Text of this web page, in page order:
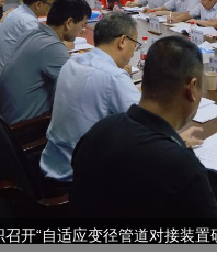
开2026年鉴定评审及人员考试